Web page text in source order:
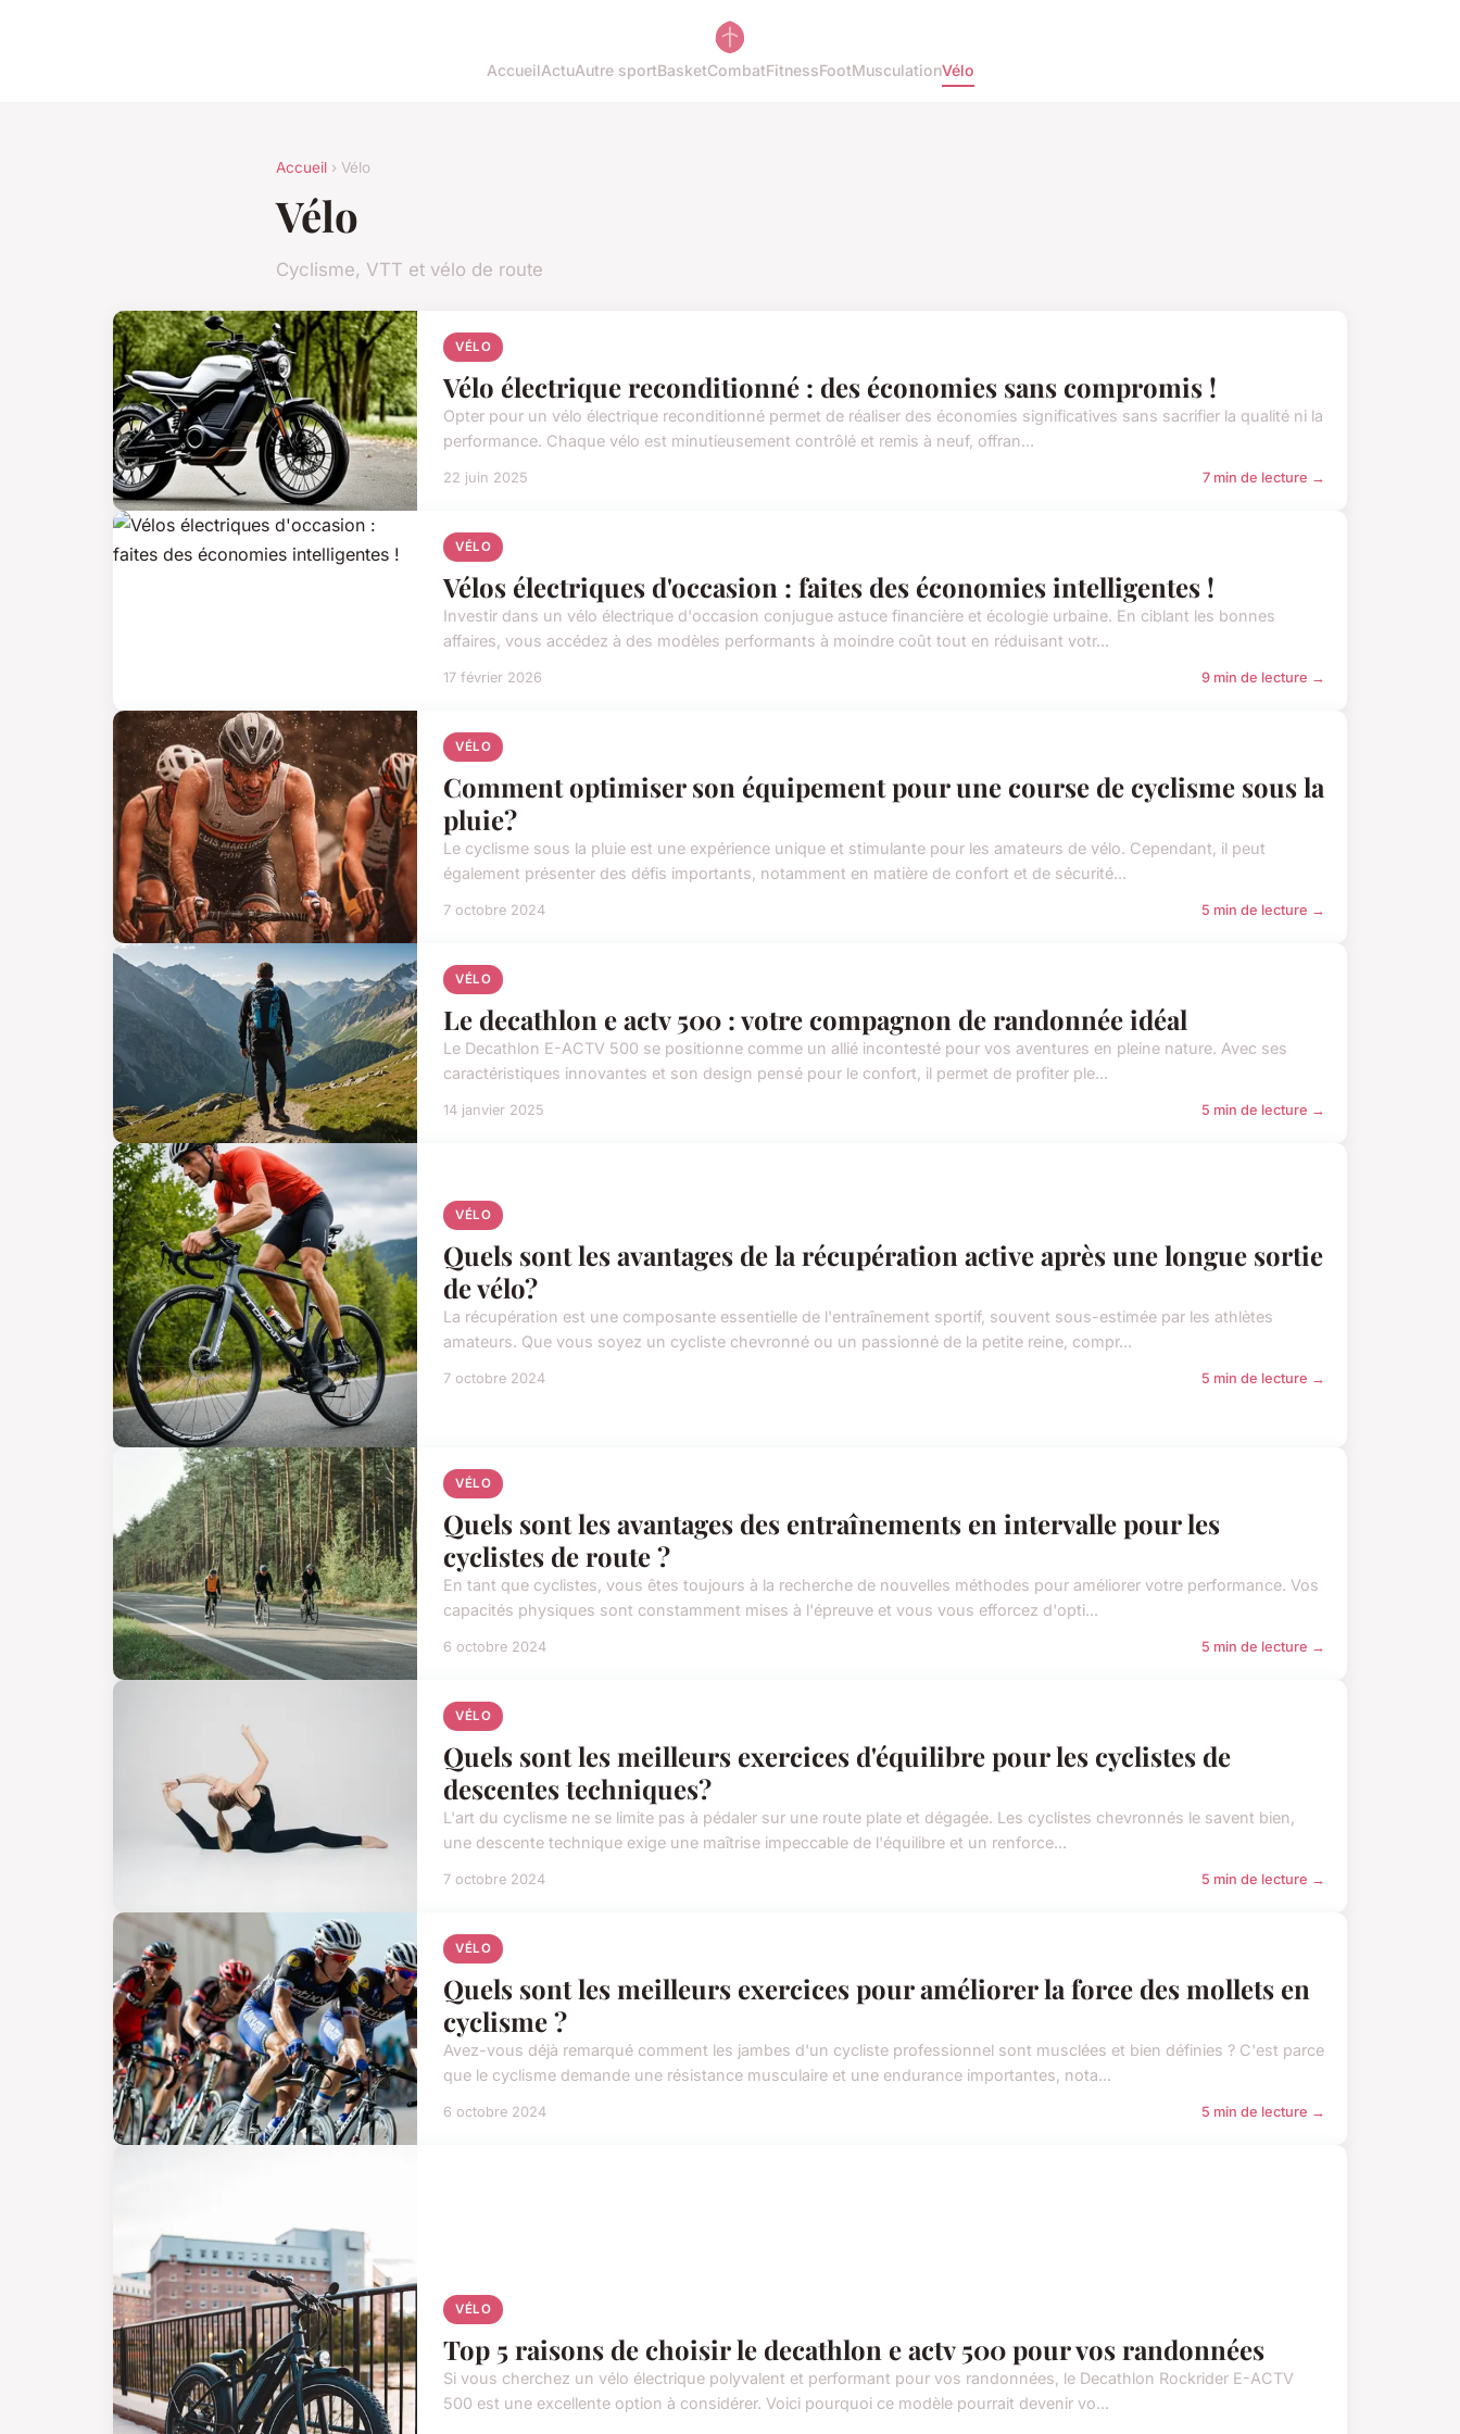
AccueilActuAutre sportBasketCombatFitnessFootMusculationVélo
Accueil › Vélo
Vélo
Cyclisme, VTT et vélo de route
VÉLO
Vélo électrique reconditionné : des économies sans compromis !
Opter pour un vélo électrique reconditionné permet de réaliser des économies significatives sans sacrifier la qualité ni la
performance. Chaque vélo est minutieusement contrôlé et remis à neuf, offran...
22 juin 2025 7 min de lecture →
VÉLO
Vélos électriques d'occasion : faites des économies intelligentes !
Investir dans un vélo électrique d'occasion conjugue astuce financière et écologie urbaine. En ciblant les bonnes
affaires, vous accédez à des modèles performants à moindre coût tout en réduisant votr...
17 février 2026 9 min de lecture →
VÉLO
Comment optimiser son équipement pour une course de cyclisme sous la
pluie?
Le cyclisme sous la pluie est une expérience unique et stimulante pour les amateurs de vélo. Cependant, il peut
également présenter des défis importants, notamment en matière de confort et de sécurité...
7 octobre 2024 5 min de lecture →
VÉLO
Le decathlon e actv 500 : votre compagnon de randonnée idéal
Le Decathlon E-ACTV 500 se positionne comme un allié incontesté pour vos aventures en pleine nature. Avec ses
caractéristiques innovantes et son design pensé pour le confort, il permet de profiter ple...
14 janvier 2025 5 min de lecture →
VÉLO
Quels sont les avantages de la récupération active après une longue sortie
de vélo?
La récupération est une composante essentielle de l'entraînement sportif, souvent sous-estimée par les athlètes
amateurs. Que vous soyez un cycliste chevronné ou un passionné de la petite reine, compr...
7 octobre 2024 5 min de lecture →
VÉLO
Quels sont les avantages des entraînements en intervalle pour les
cyclistes de route ?
En tant que cyclistes, vous êtes toujours à la recherche de nouvelles méthodes pour améliorer votre performance. Vos
capacités physiques sont constamment mises à l'épreuve et vous vous efforcez d'opti...
6 octobre 2024 5 min de lecture →
VÉLO
Quels sont les meilleurs exercices d'équilibre pour les cyclistes de
descentes techniques?
L'art du cyclisme ne se limite pas à pédaler sur une route plate et dégagée. Les cyclistes chevronnés le savent bien,
une descente technique exige une maîtrise impeccable de l'équilibre et un renforce...
7 octobre 2024 5 min de lecture →
VÉLO
Quels sont les meilleurs exercices pour améliorer la force des mollets en
cyclisme ?
Avez-vous déjà remarqué comment les jambes d'un cycliste professionnel sont musclées et bien définies ? C'est parce
que le cyclisme demande une résistance musculaire et une endurance importantes, nota...
6 octobre 2024 5 min de lecture →
VÉLO
Top 5 raisons de choisir le decathlon e actv 500 pour vos randonnées
Si vous cherchez un vélo électrique polyvalent et performant pour vos randonnées, le Decathlon Rockrider E-ACTV
500 est une excellente option à considérer. Voici pourquoi ce modèle pourrait devenir vo...